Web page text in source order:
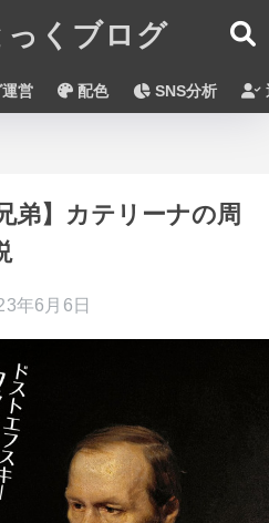
くブログ
営 配色 SNS分析
弟】カテリーナの周
年6月6日